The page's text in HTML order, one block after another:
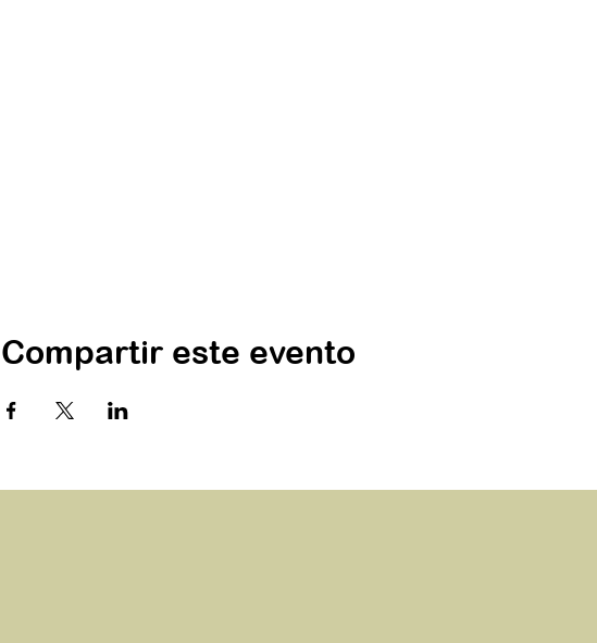
Compartir este evento